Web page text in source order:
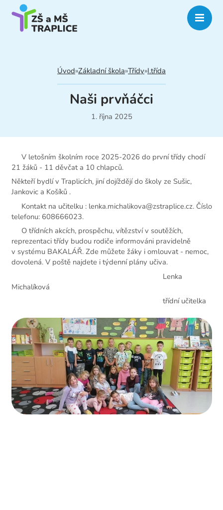
Úvod»Základní škola»Třídy»I.třída
Naši prvňáčci
1. října 2025
V letošním školním roce 2025‑2026 do první třídy chodí
21 žáků - 11 děvčat a 10 chlapců.
Někteří bydlí v Traplicích, jiní dojíždějí do školy ze Sušic,
Jankovic a Košíků .
Kontakt na učitelku : lenka.michalikova@zstraplice.cz. Číslo
telefonu: 608666023.
O třídních akcích, prospěchu, vítězství v soutěžích,
reprezentaci třídy budou rodiče informováni pravidelně
v systému BAKALÁŘ. Zde můžete žáky i omlouvat - nemoc,
dovolená. V poště najdete i týdenní plány učiva.
Lenka
Michalíková
třídní učitelka